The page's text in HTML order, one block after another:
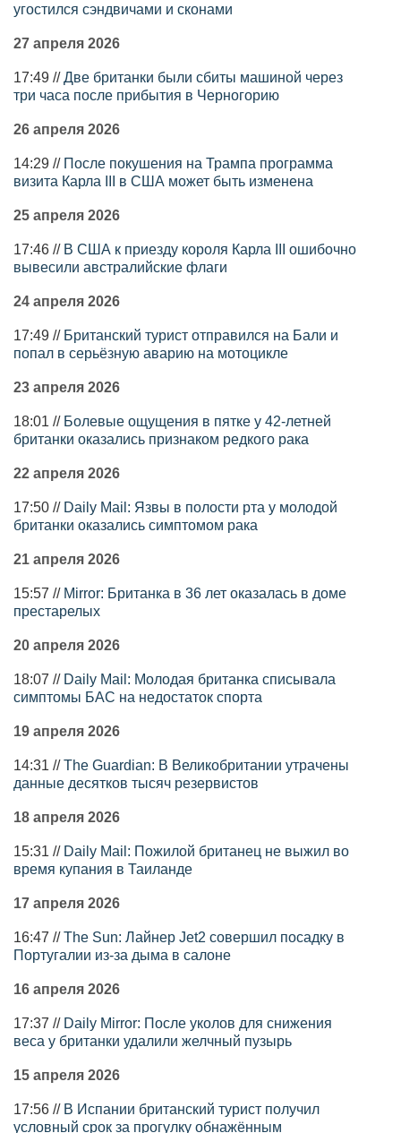
угостился сэндвичами и сконами
27 апреля 2026
17:49 //Две британки были сбиты машиной через
три часа после прибытия в Черногорию
26 апреля 2026
14:29 // После покушения на Трампа программа
визита Карла III в США может быть изменена
25 апреля 2026
17:46 // В США к приезду короля Карла III ошибочно
вывесили австралийские флаги
24 апреля 2026
17:49 // Британский турист отправился на Бали и
попал в серьёзную аварию на мотоцикле
23 апреля 2026
18:01 // Болевые ощущения в пятке у 42-летней
британки оказались признаком редкого рака
22 апреля 2026
17:50 // Daily Mail: Язвы в полости рта у молодой
британки оказались симптомом рака
21 апреля 2026
15:57 // Mirror: Британка в 36 лет оказалась в доме
престарелых
20 апреля 2026
18:07 // Daily Mail: Молодая британка списывала
симптомы БАС на недостаток спорта
19 апреля 2026
14:31 //The Guardian: В Великобритании утрачены
данные десятков тысяч резервистов
18 апреля 2026
15:31 // Daily Mail: Пожилой британец не выжил во
время купания в Таиланде
17 апреля 2026
16:47 //The Sun: Лайнер Jet2 совершил посадку в
Португалии из-за дыма в салоне
16 апреля 2026
17:37 // Daily Mirror: После уколов для снижения
веса у британки удалили желчный пузырь
15 апреля 2026
17:56 // В Испании британский турист получил
условный срок за прогулку обнажённым